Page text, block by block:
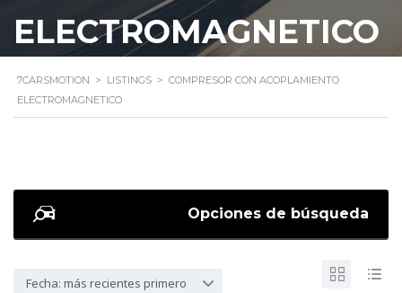
ELECTROMAGNETICO
7CARSMOTION > LISTINGS > COMPRESOR CON ACOPLAMIENTO
ELECTROMAGNETICO
Opciones de búsqueda
Fecha: más recientes primero